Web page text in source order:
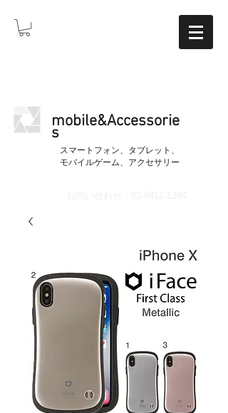
mobile&Accessorie
s
​スマートフォン、タブレット、
モバイルゲーム、アクセサリー